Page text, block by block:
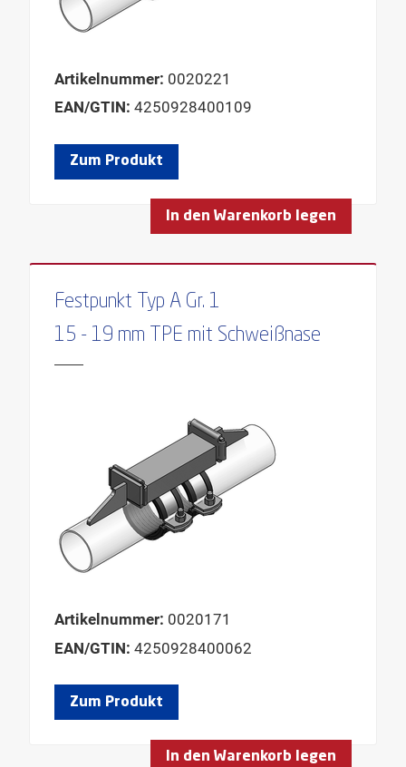
Artikelnummer: 0020221
EAN/GTIN: 4250928400109
Zum Produkt
In den Warenkorb legen
Festpunkt Typ A Gr. 1
15 - 19 mm TPE mit Schweißnase
Artikelnummer: 0020171
EAN/GTIN: 4250928400062
Zum Produkt
In den Warenkorb legen